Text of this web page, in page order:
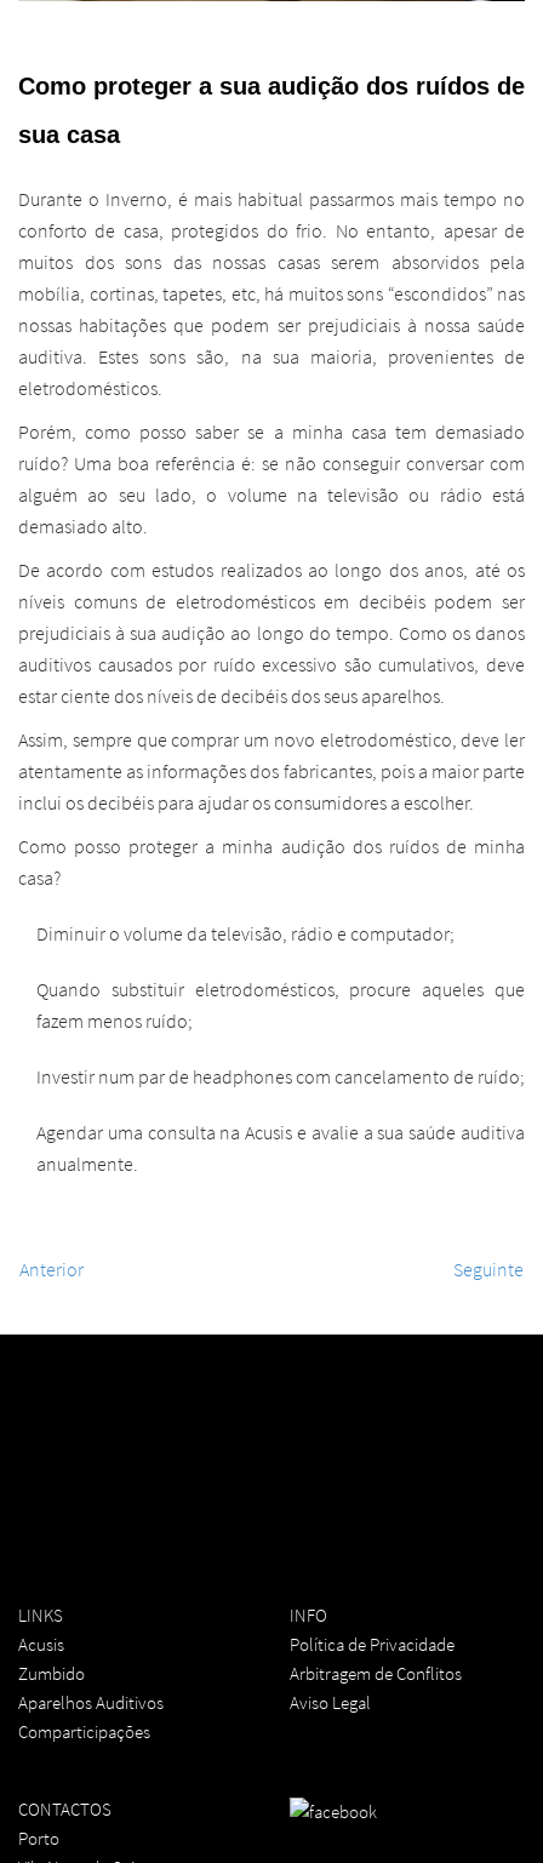
Como proteger a sua audição dos ruídos de
sua casa
Durante o Inverno, é mais habitual passarmos mais tempo no
conforto de casa, protegidos do frio. No entanto, apesar de
muitos dos sons das nossas casas serem absorvidos pela
mobília, cortinas, tapetes, etc, há muitos sons “escondidos” nas
nossas habitações que podem ser prejudiciais à nossa saúde
auditiva. Estes sons são, na sua maioria, provenientes de
eletrodomésticos.
Porém, como posso saber se a minha casa tem demasiado
ruído? Uma boa referência é: se não conseguir conversar com
alguém ao seu lado, o volume na televisão ou rádio está
demasiado alto.
De acordo com estudos realizados ao longo dos anos, até os
níveis comuns de eletrodomésticos em decibéis podem ser
prejudiciais à sua audição ao longo do tempo. Como os danos
auditivos causados ​​por ruído excessivo são cumulativos, deve
estar ciente dos níveis de decibéis dos seus aparelhos.
Assim, sempre que comprar um novo eletrodoméstico, deve ler
atentamente as informações dos fabricantes, pois a maior parte
inclui os decibéis para ajudar os consumidores a escolher.
Como posso proteger a minha audição dos ruídos de minha
casa?
Diminuir o volume da televisão, rádio e computador;
Quando substituir eletrodomésticos, procure aqueles que
fazem menos ruído;
Investir num par de headphones com cancelamento de ruído;
Agendar uma consulta na Acusis e avalie a sua saúde auditiva
anualmente.
Anterior Seguinte
LINKS
Acusis
Zumbido
Aparelhos Auditivos
Comparticipações
INFO
Política de Privacidade
Arbitragem de Conflitos
Aviso Legal
CONTACTOS
Porto